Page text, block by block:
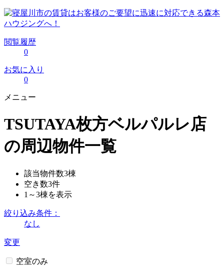
閲覧履歴
0
お気に入り
0
メニュー
TSUTAYA枚方ベルパルレ店
の周辺物件一覧
該当物件数3棟
空き数3件
1～3棟を表示
絞り込み条件：
なし
変更
空室のみ